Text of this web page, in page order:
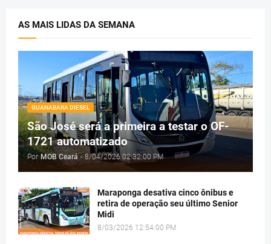
AS MAIS LIDAS DA SEMANA
GUANABARA DIESEL
São José será a primeira a testar o OF-
1721 automatizado
Por MOB Ceará - 8/04/2026 02:32:00 PM
Maraponga desativa cinco ônibus e
retira de operação seu último Senior
Midi
8/03/2026 12:54:00 PM